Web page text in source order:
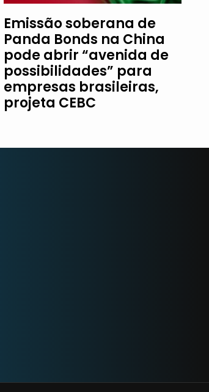
Emissão soberana de
Panda Bonds na China
pode abrir “avenida de
possibilidades” para
empresas brasileiras,
projeta CEBC